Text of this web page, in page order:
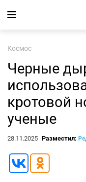
Космос
Черные
кротовой
ученые
28.11.2025 Разместил: